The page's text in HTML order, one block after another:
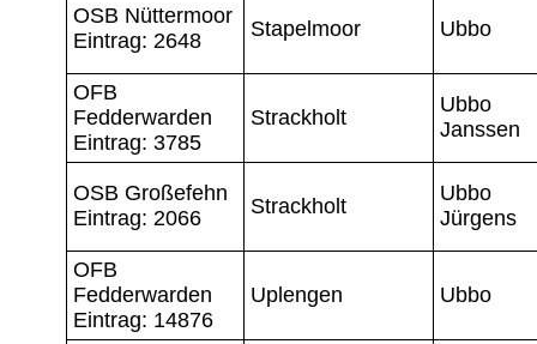
OSB Nüttermoor
Eintrag: 2648
Stapelmoor Ubbo
OFB
Fedderwarden
Eintrag: 3785
Strackholt
Ubbo
Janssen
OSB Großefehn
Eintrag: 2066
Strackholt
Ubbo
Jürgens
OFB
Fedderwarden
Eintrag: 14876
Uplengen Ubbo